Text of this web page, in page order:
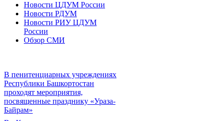
Новости ЦДУМ России
Новости РДУМ
Новости РИУ ЦДУМ
России
Обзор СМИ
В пенитенциарных учреждениях
Республики Башкортостан
проходят мероприятия,
посвященные празднику «Ураза-
Байрам»